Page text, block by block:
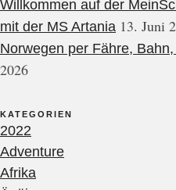
Willkommen auf der
mit der MS Artania 13. Juni
Norwegen per Fähre,
2026
KATEGORIEN
2022
Adventure
Afrika